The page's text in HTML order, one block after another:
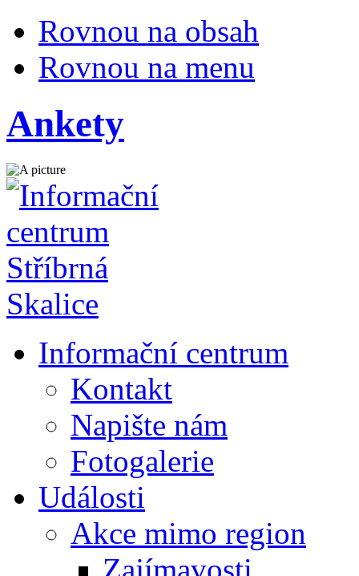
Rovnou na obsah
Rovnou na menu
Ankety
Informační centrum
Kontakt
Napište nám
Fotogalerie
Události
Akce mimo region
Zajímavosti